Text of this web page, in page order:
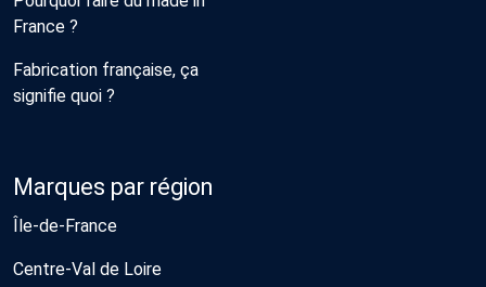
France ?
Fabrication française, ça
signifie quoi ?
Marques par région
Île-de-France
Centre-Val de Loire